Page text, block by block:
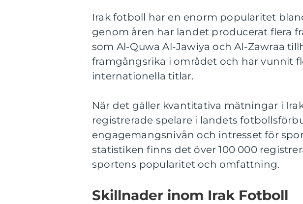
Irak fotboll har en enorm popularitet
genom åren har landet producerat flera
som Al-Quwa Al-Jawiya och Al-Zawraa
framgångsrika i området och har vunnit
internationella titlar.
När det gäller kvantitativa mätningar i
registrerade spelare i landets
engagemangsnivån och intresset för
statistiken finns det över 100 000
sportens popularitet och omfattning.
Skillnader inom Irak Fotboll